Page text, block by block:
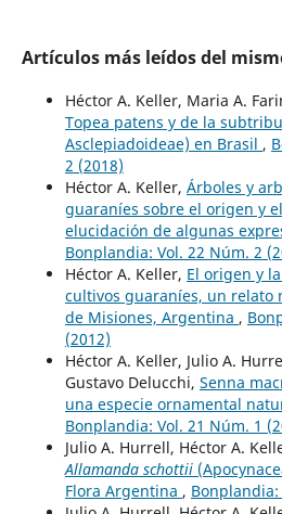
Artículos más leídos del
Héctor A. Keller, Maria A.
Topea patens y de la
Asclepiadoideae) en Brasil ,
2 (2018)
Héctor A. Keller, Árboles y
guaraníes sobre el origen y
elucidación de algunas
Bonplandia: Vol. 22 Núm. 2
Héctor A. Keller, El origen y
cultivos guaraníes, un relato
de Misiones, Argentina ,
(2012)
Héctor A. Keller, Julio A.
Gustavo Delucchi, Senna
una especie ornamental
Bonplandia: Vol. 21 Núm. 1
Julio A. Hurrell, Héctor A.
Allamanda schottii
Flora Argentina , Bonplandia: